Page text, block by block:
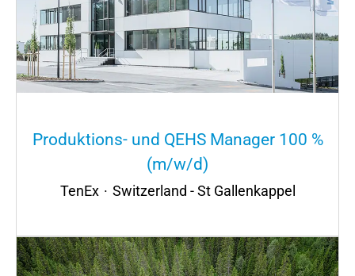
Produktions- und QEHS Manager 100 %
(m/w/d)
TenEx · Switzerland - St Gallenkappel